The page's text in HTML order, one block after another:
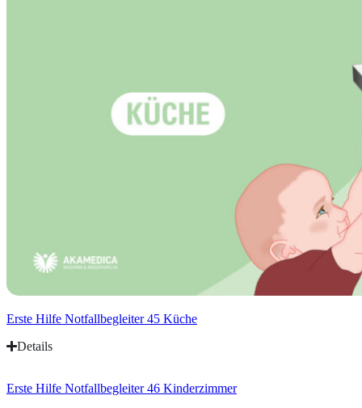
Erste Hilfe Notfallbegleiter 45 Küche
Details
Erste Hilfe Notfallbegleiter 46 Kinderzimmer